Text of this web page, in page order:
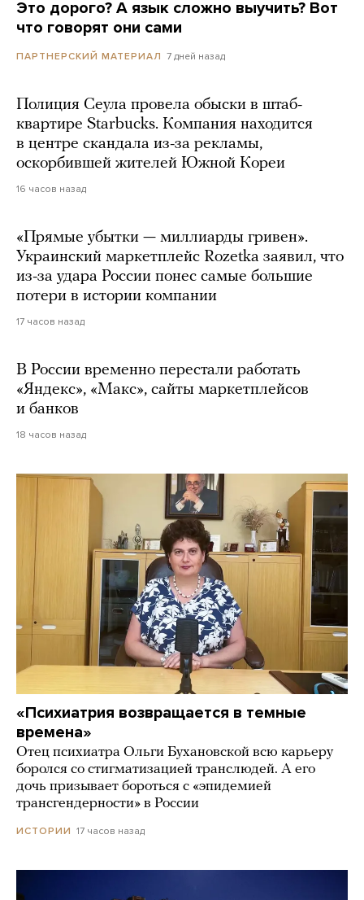
Это дорого? А язык сложно выучить? Вот
что говорят они сами
ПАРТНЕРСКИЙ МАТЕРИАЛ 7 дней назад
Полиция Сеула провела обыски в штаб-
квартире Starbucks. Компания находится
в центре скандала из-за рекламы,
оскорбившей жителей Южной Кореи
16 часов назад
«Прямые убытки — миллиарды гривен».
Украинский маркетплейс Rozetka заявил, что
из-за удара России понес самые большие
потери в истории компании
17 часов назад
В России временно перестали работать
«Яндекс», «Макс», сайты маркетплейсов
и банков
18 часов назад
«Психиатрия возвращается в темные
времена»
Отец психиатра Ольги Бухановской всю карьеру
боролся со стигматизацией транслюдей. А его
дочь призывает бороться с «эпидемией
трансгендерности» в России
ИСТОРИИ 17 часов назад